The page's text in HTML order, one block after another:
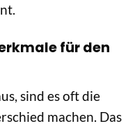
für den
sind es oft die
machen. Das